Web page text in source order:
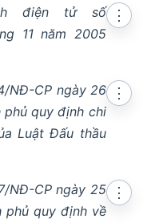
điện tử số
11 năm 2005
⋮
NĐ-CP ngày 26
phủ quy định chi
Luật Đấu thầu
⋮
NĐ-CP ngày 25
phủ quy định về
⋮